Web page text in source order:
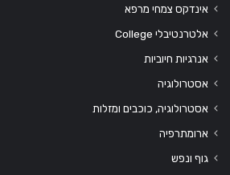
אינדקס צמחי מרפא
אלטרנטיבלי College
אנרגיות חיוביות
אסטרולוגיה
אסטרולוגיה, כוכבים ומזלות
ארומתרפיה
גוף ונפש